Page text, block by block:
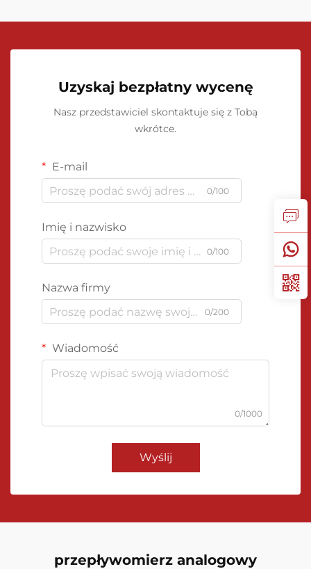
Uzyskaj bezpłatny wycenę
Nasz przedstawiciel skontaktuje się z Tobą
wkrótce.
E-mail
0/100
Imię i nazwisko
0/100
Nazwa firmy
0/200
Wiadomość
0/1000
Wyślij
przepływomierz analogowy